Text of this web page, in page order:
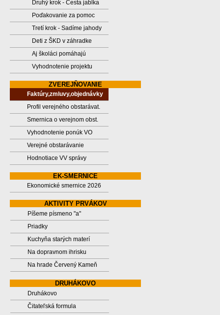
Druhý krok - Cesta jablka
Poďakovanie za pomoc
Tretí krok - Sadíme jahody
Deti z ŠKD v záhradke
Aj školáci pomáhajú
Vyhodnotenie projektu
ZVEREJŇOVANIE
Faktúry,zmluvy,objednávky
Profil verejného obstarávat.
Smernica o verejnom obst.
Vyhodnotenie ponúk VO
Verejné obstarávanie
Hodnotiace VV správy
EK-SMERNICE
Ekonomické smernice 2026
AKTIVITY PRVÁKOV
Píšeme písmeno "a"
Priadky
Kuchyňa starých materí
Na dopravnom ihrisku
Na hrade Červený Kameň
DRUHÁKOVO
Druhákovo
Čitateľská formula